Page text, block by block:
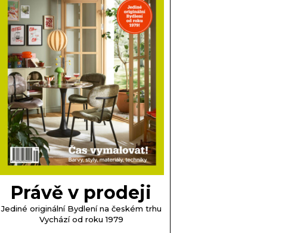
Právě v prodeji
Jediné originální Bydlení na českém trhu
Vychází od roku 1979